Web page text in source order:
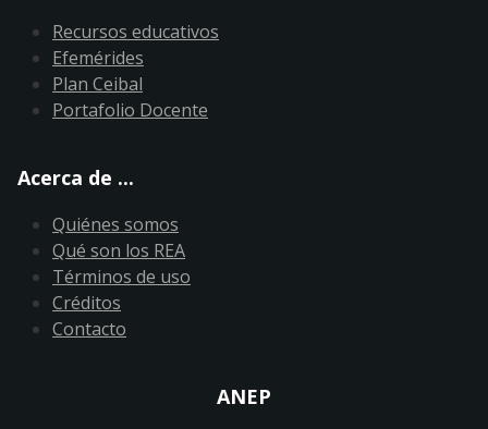
Recursos educativos
Efemérides
Plan Ceibal
Portafolio Docente
Acerca de ...
Quiénes somos
Qué son los REA
Términos de uso
Créditos
Contacto
ANEP